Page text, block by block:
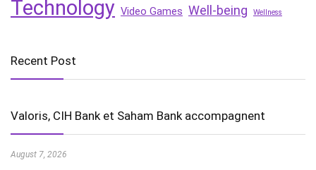
Technology Video Games Well-being Wellness
Recent Post
Valoris, CIH Bank et Saham Bank accompagnent
August 7, 2026